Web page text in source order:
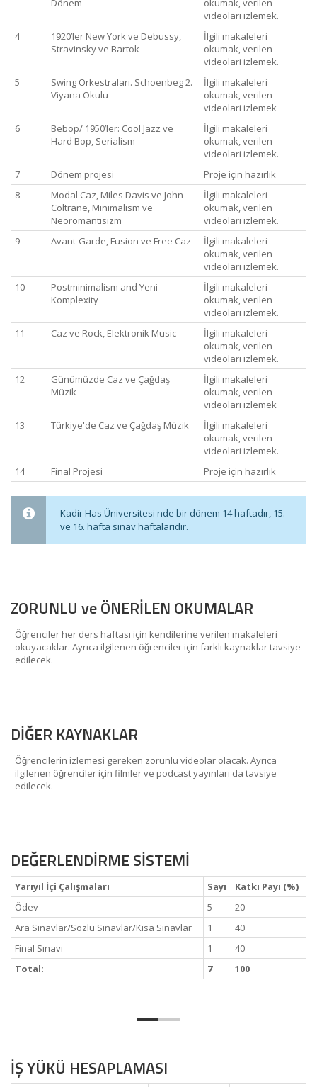
Dönem
okumak, verilen
videolari izlemek.
4
1920’ler New York ve Debussy,
Stravinsky ve Bartok
İlgili makaleleri
okumak, verilen
videolari izlemek.
5
Swing Orkestraları. Schoenbeg 2.
Viyana Okulu
İlgili makaleleri
okumak, verilen
videolari izlemek
6
Bebop/ 1950’ler: Cool Jazz ve
Hard Bop, Serialism
İlgili makaleleri
okumak, verilen
videolari izlemek.
7
Dönem projesi
Proje için hazırlık
8
Modal Caz, Miles Davis ve John
Coltrane, Minimalism ve
Neoromantisizm
İlgili makaleleri
okumak, verilen
videolari izlemek.
9
Avant-Garde, Fusion ve Free Caz
İlgili makaleleri
okumak, verilen
videolari izlemek.
10
Postminimalism and Yeni
Komplexity
İlgili makaleleri
okumak, verilen
videolari izlemek.
11
Caz ve Rock, Elektronik Music
İlgili makaleleri
okumak, verilen
videolari izlemek.
12
Günümüzde Caz ve Çağdaş
Müzik
İlgili makaleleri
okumak, verilen
videolari izlemek
13
Türkiye'de Caz ve Çağdaş Müzik
İlgili makaleleri
okumak, verilen
videolari izlemek.
14
Final Projesi Proje için hazırlık
Kadir Has Üniversitesi'nde bir dönem 14 haftadır, 15.
ve 16. hafta sınav haftalarıdır.
ZORUNLU ve ÖNERİLEN OKUMALAR
Öğrenciler her ders haftası için kendilerine verilen makaleleri
okuyacaklar. Ayrıca ilgilenen öğrenciler için farklı kaynaklar tavsiye
edilecek.
DİĞER KAYNAKLAR
Öğrencilerin izlemesi gereken zorunlu videolar olacak. Ayrıca
ilgilenen öğrenciler için filmler ve podcast yayınları da tavsiye
edilecek.
DEĞERLENDİRME SİSTEMİ
Yarıyıl İçi Çalışmaları Sayı
Katkı Payı (%)
Ödev
5
20
Ara Sınavlar/Sözlü Sınavlar/Kısa Sınavlar
1
40
Final Sınavı
1
40
Total:
7 100
İŞ YÜKÜ HESAPLAMASI